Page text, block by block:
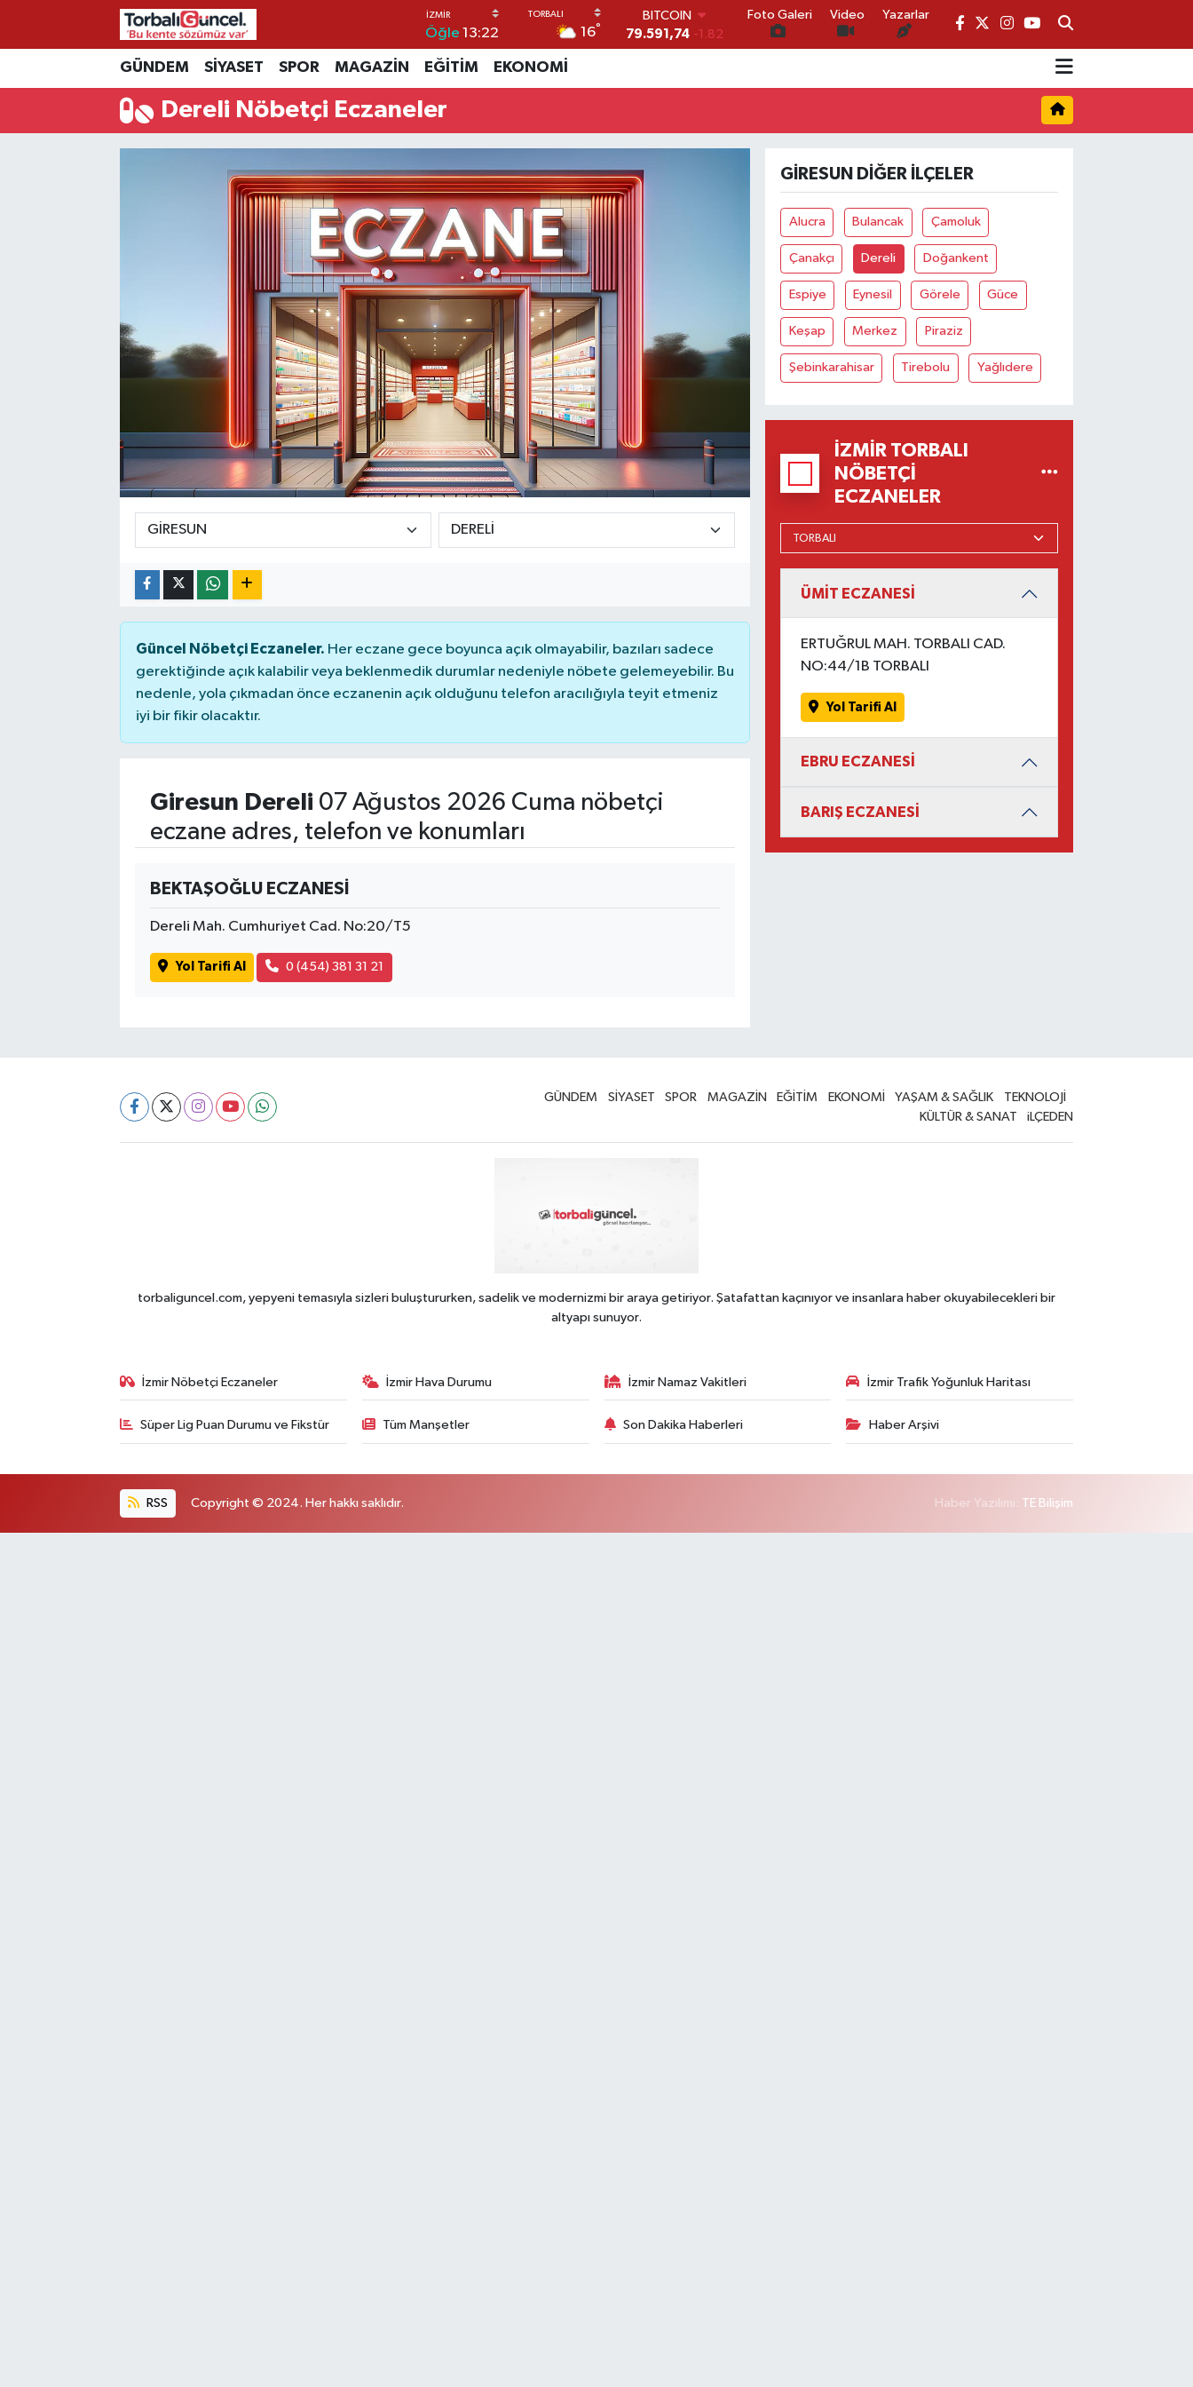
Öğle 13:22 16°
BITCOIN
79.591,74 -1.82
DOLAR
EURO
61,60380 0.18
6862,09000
Foto Galeri Video Yazarlar
GÜNDEM SİYASET SPOR MAGAZİN EĞİTİM EKONOMİ
Dereli Nöbetçi Eczaneler
Güncel Nöbetçi Eczaneler. Her eczane gece boyunca açık olmayabilir, bazıları sadece
gerektiğinde açık kalabilir veya beklenmedik durumlar nedeniyle nöbete gelemeyebilir. Bu
nedenle, yola çıkmadan önce eczanenin açık olduğunu telefon aracılığıyla teyit etmeniz
iyi bir fikir olacaktır.
Giresun Dereli 07 Ağustos 2026 Cuma nöbetçi
eczane adres, telefon ve konumları
BEKTAŞOĞLU ECZANESİ
Dereli Mah. Cumhuriyet Cad. No:20/T5
Yol Tarifi Al 0 (454) 381 31 21
GIRESUN DIĞER İLÇELER
Alucra Bulancak Çamoluk
Çanakçı Dereli Doğankent
Espiye Eynesil Görele Güce
Keşap Merkez Piraziz
Şebinkarahisar Tirebolu Yağlıdere
İZMIR TORBALI
NÖBETÇI
ECZANELER
ÜMİT ECZANESİ
ERTUĞRUL MAH. TORBALI CAD.
NO:44/1B TORBALI
Yol Tarifi Al
EBRU ECZANESİ
BARIŞ ECZANESİ
GÜNDEM SİYASET SPOR MAGAZİN EĞİTİM EKONOMİ YAŞAM & SAĞLIK
TEKNOLOJİ
KÜLTÜR & SANAT
iLÇEDEN
torbaliguncel.com, yepyeni temasıyla sizleri buluştururken, sadelik ve modernizmi bir araya getiriyor. Şatafattan kaçınıyor ve insanlara haber okuyabilecekleri bir
altyapı sunuyor.
İzmir Nöbetçi Eczaneler İzmir Hava Durumu İzmir Namaz Vakitleri İzmir Trafik Yoğunluk Haritası
Süper Lig Puan Durumu ve Fikstür Tüm Manşetler Son Dakika Haberleri Haber Arşivi
RSS Copyright © 2024. Her hakkı saklıdır. Haber Yazılımı: TE Bilişim
İzmir Nöbetçi Eczaneler
İzmir Hava Durumu
İzmir Trafik Yoğunluk Haritası
Son Dakika Haberleri